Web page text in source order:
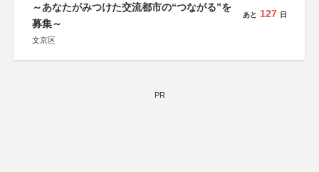
～あなたがみつけた交流都市の“つながる”を
募集～
文京区
あと 127 日
PR